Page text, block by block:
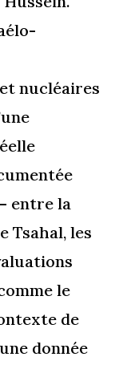
nucléaires
entre la
Tsahal, les
le
de
donnée